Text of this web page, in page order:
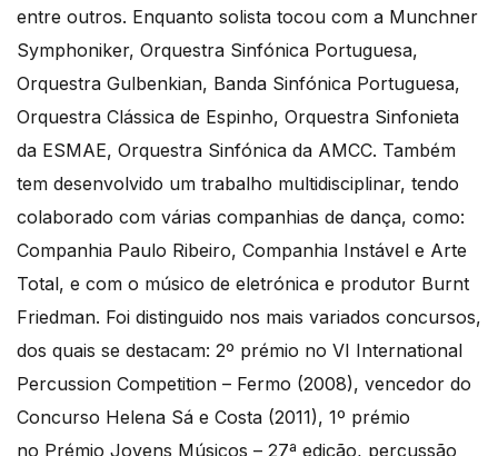
entre outros. Enquanto solista tocou com a Munchner
Symphoniker, Orquestra Sinfónica Portuguesa,
Orquestra Gulbenkian, Banda Sinfónica Portuguesa,
Orquestra Clássica de Espinho, Orquestra Sinfonieta
da ESMAE, Orquestra Sinfónica da AMCC. Também
tem desenvolvido um trabalho multidisciplinar, tendo
colaborado com várias companhias de dança, como:
Companhia Paulo Ribeiro, Companhia Instável e Arte
Total, e com o músico de eletrónica e produtor Burnt
Friedman. Foi distinguido nos mais variados concursos,
dos quais se destacam: 2º prémio no VI International
Percussion Competition – Fermo (2008), vencedor do
Concurso Helena Sá e Costa (2011), 1º prémio
no Prémio Jovens Músicos – 27ª edição, percussão